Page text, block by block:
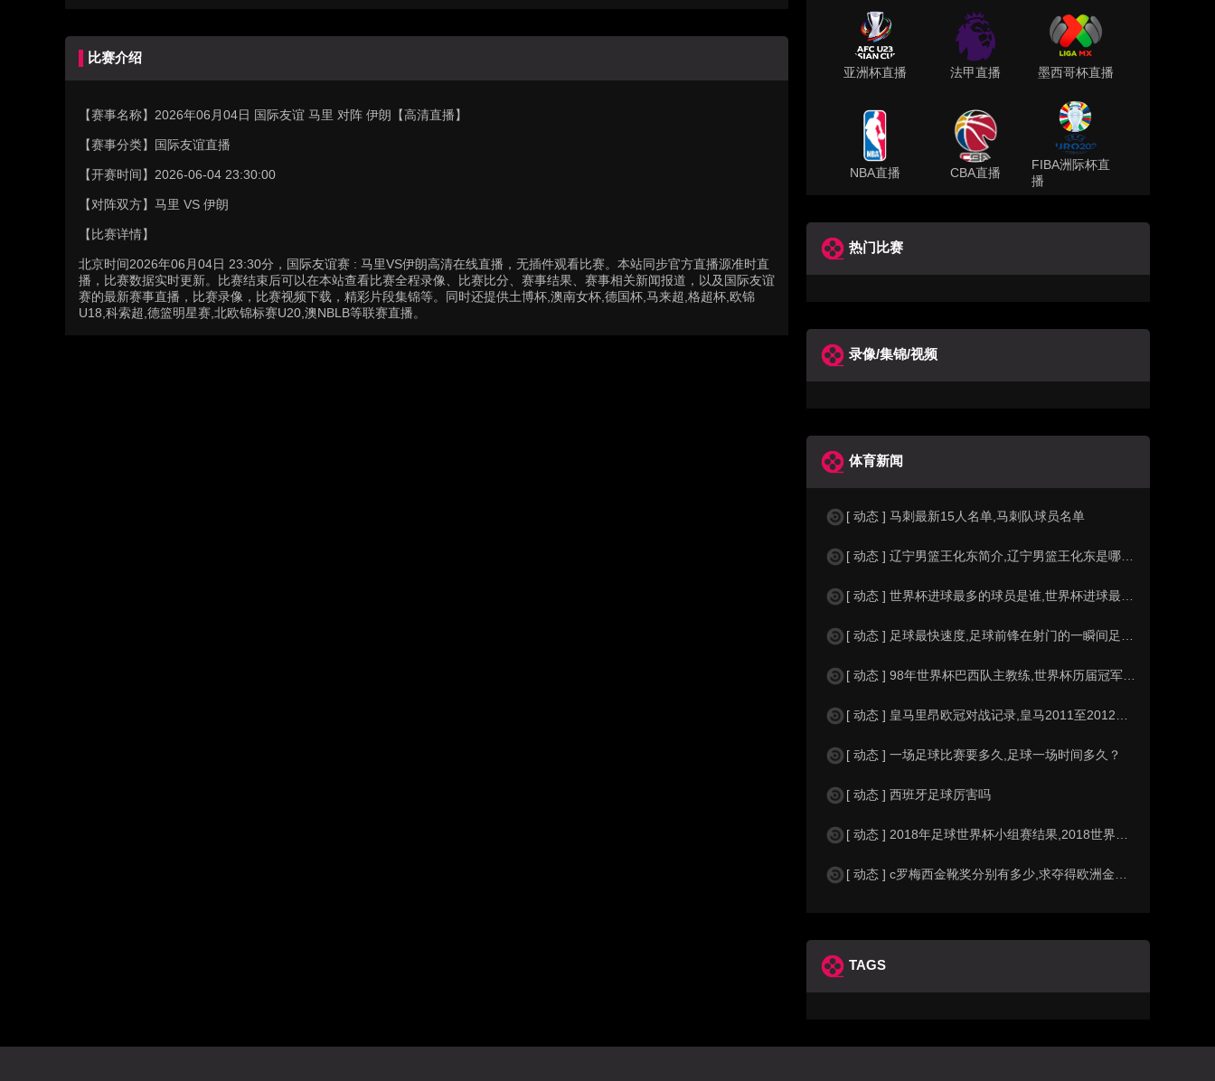
比赛介绍
【赛事名称】 2026年06月04日 国际友谊 马里 对阵 伊朗【高清直播】
【赛事分类】 国际友谊直播
【开赛时间】 2026-06-04 23:30:00
【对阵双方】 马里 VS 伊朗
【比赛详情】
北京时间2026年06月04日 23:30分，国际友谊赛 : 马里VS伊朗高清在线直播，无插件观看比赛。本站同步官方直播源准时直
播，比赛数据实时更新。比赛结束后可以在本站查看比赛全程录像、比赛比分、赛事结果、赛事相关新闻报道，以及国际友谊
赛的最新赛事直播，比赛录像，比赛视频下载，精彩片段集锦等。同时还提供土博杯,澳南女杯,德国杯,马来超,格超杯,欧锦
U18,科索超,德篮明星赛,北欧锦标赛U20,澳NBLB等联赛直播。
亚洲杯直播 法甲直播 墨西哥杯直播
NBA直播 CBA直播
FIBA洲际杯直
播
热门比赛
录像/集锦/视频
体育新闻
[ 动态 ] 马刺最新15人名单,马刺队球员名单
[ 动态 ] 辽宁男篮王化东简介,辽宁男篮王化东是哪里人？
[ 动态 ] 世界杯进球最多的球员是谁,世界杯进球最多的球员是谁？
[ 动态 ] 足球最快速度,足球前锋在射门的一瞬间足球的速度有多快？？
[ 动态 ] 98年世界杯巴西队主教练,世界杯历届冠军球队教练
[ 动态 ] 皇马里昂欧冠对战记录,皇马2011至2012欧冠赛程&nbs
[ 动态 ] 一场足球比赛要多久,足球一场时间多久？
[ 动态 ] 西班牙足球厉害吗
[ 动态 ] 2018年足球世界杯小组赛结果,2018世界杯中国进入a组
[ 动态 ] c罗梅西金靴奖分别有多少,求夺得欧洲金靴奖与各大联赛金靴奖最
TAGS